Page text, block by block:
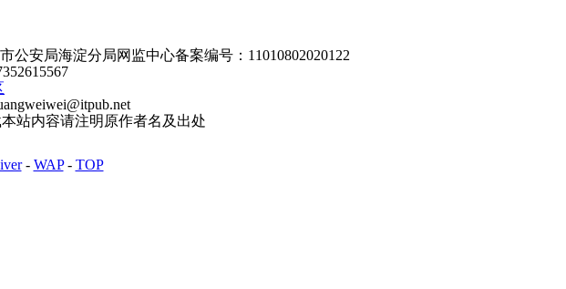
公安局海淀分局网监中心备案编号：11010802020122
站内容请注明原作者名及出处
- WAP- TOP